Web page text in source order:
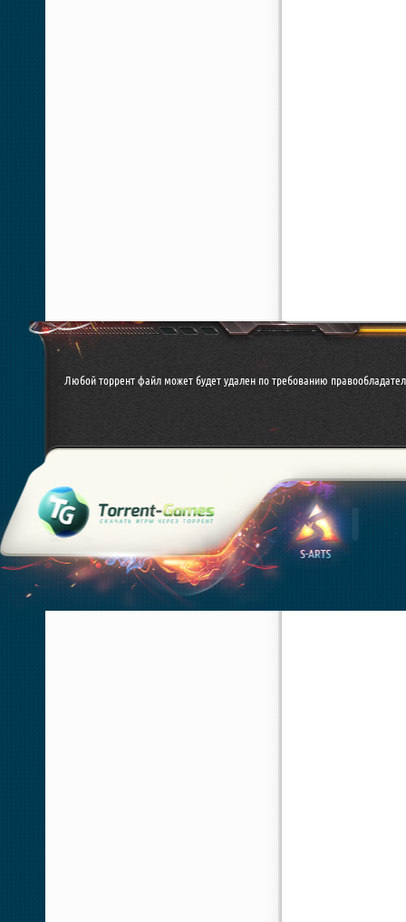
Любой торрент файл может будет удален по требованию